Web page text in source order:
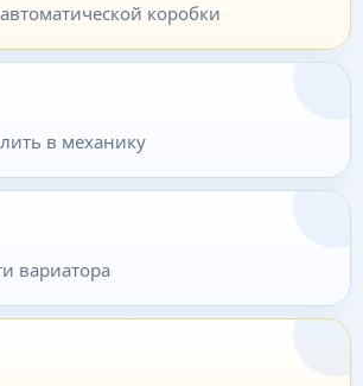
коробки
в механику
вариатора